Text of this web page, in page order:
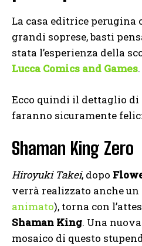
La casa editrice perugina
grandi soprese, basti
stata l’esperienza della
Lucca Comics and Games.
Ecco quindi il dettaglio
faranno sicuramente
Shaman King Zero
Hiroyuki Takei, dopo
verrà realizzato anche un
animato), torna con
Shaman King. Una
mosaico di questo